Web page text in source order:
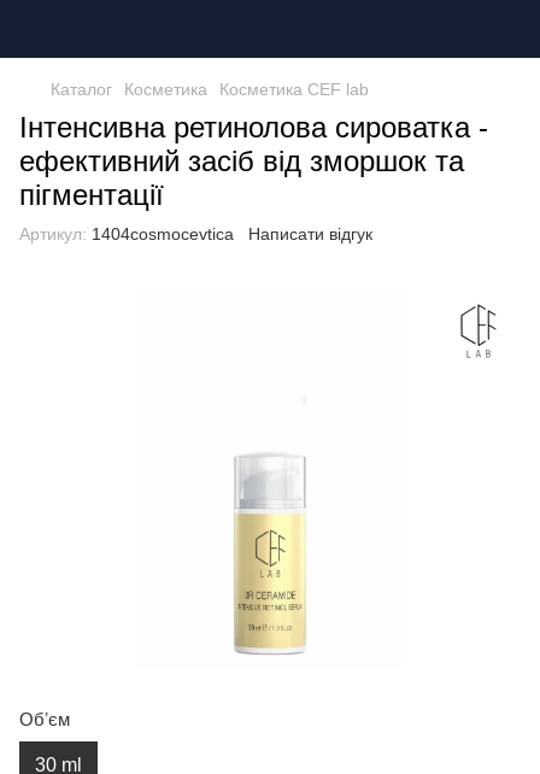
Каталог Косметика Косметика CEF lab
Інтенсивна ретинолова сироватка -
ефективний засіб від зморшок та
пігментації
Артикул: 1404cosmocevtica Написати відгук
Обʼєм
30 ml